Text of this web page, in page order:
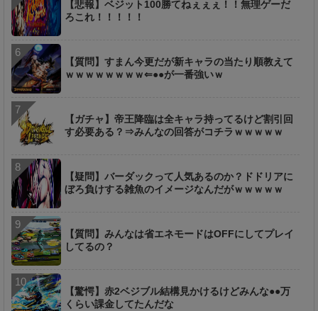
【悲報】ベジット100勝てねぇぇぇ！！無理ゲーだ
ろこれ！！！！！
【質問】すまん今更だが新キャラの当たり順教えて
ｗｗｗｗｗｗｗｗ⇐●●が一番強いｗ
【ガチャ】帝王降臨は全キャラ持ってるけど割引回
す必要ある？⇒みんなの回答がコチラｗｗｗｗｗ
【疑問】バーダックって人気あるのか？ドドリアに
ぼろ負けする雑魚のイメージなんだがｗｗｗｗｗ
【質問】みんなは省エネモードはOFFにしてプレイ
してるの？
【驚愕】赤2ベジブル結構見かけるけどみんな●●万
くらい課金してたんだな